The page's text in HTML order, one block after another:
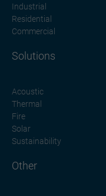
Industrial
Residential
Commercial
Solutions
Acoustic
Thermal
Fire
Solar
Sustainability
Other